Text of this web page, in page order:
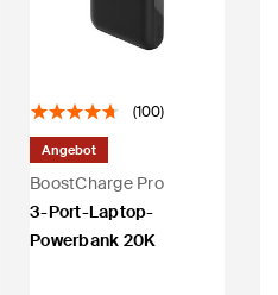
(100)
BoostCharge Pro
Angebot
3-Port-Laptop-
Powerbank 20K